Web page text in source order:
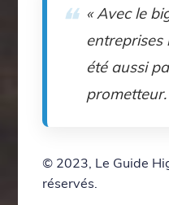
« Avec le
entreprises
été aussi
prometteur.
© 2023, Le Guide
réservés.